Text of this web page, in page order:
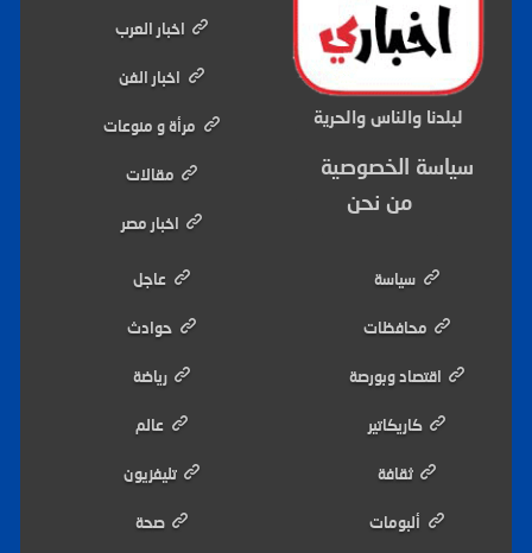
لبلدنا والناس والحرية
سياسة الخصوصية
من نحن
اخبار العرب
اخبار الفن
مرأة و منوعات
مقالات
اخبار مصر
سياسة
محافظات
اقتصاد وبورصة
كاريكاتير
ثقافة
ألبومات
عاجل
حوادث
رياضة
عالم
تليفزيون
صحة